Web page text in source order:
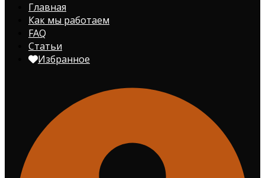
Главная
Как мы работаем
FAQ
Статьи
Избранное